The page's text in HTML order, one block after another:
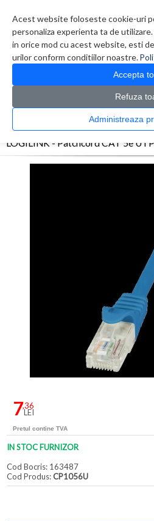
Acest website foloseste cookie-uri
personaliza experienta ta de
in orice mod cu acest website, esti
urilor conform conditiilor noastre.
Accepta
Refuza
CATALOG PRODUSE
> Cabluri >
LOGILINK - Patchcord CAT 5e
7,36
LEI
Pretul contine TVA
IN STOC FURNIZOR
Cod Bocris: 163487
Cod Produs:CP1056U